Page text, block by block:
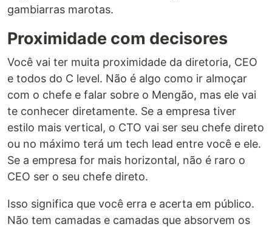
gambiarras marotas.
Proximidade com decisores
Você vai ter muita proximidade da diretoria, CEO
e todos do C level. Não é algo como ir almoçar
com o chefe e falar sobre o Mengão, mas ele vai
te conhecer diretamente. Se a empresa tiver
estilo mais vertical, o CTO vai ser seu chefe direto
ou no máximo terá um tech lead entre você e ele.
Se a empresa for mais horizontal, não é raro o
CEO ser o seu chefe direto.
Isso significa que você erra e acerta em público.
Não tem camadas e camadas que absorvem os